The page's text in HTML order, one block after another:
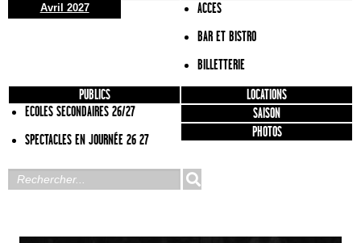
Avril 2027
ACCES
BAR ET BISTRO
BILLETTERIE
PUBLICS
ECOLES SECONDAIRES 26/27
SPECTACLES EN JOURNÉE 26 27
LOCATIONS
SAISON
PHOTOS